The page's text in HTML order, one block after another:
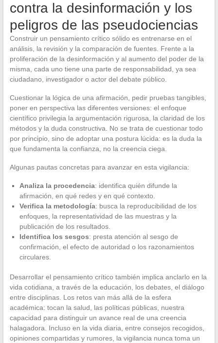
contra la desinformación y los
peligros de las pseudociencias
Construir un pensamiento crítico sólido es entrenarse en el
análisis, la revisión y la comparación de fuentes. Frente a la
proliferación de la desinformación y al aumento del poder de la
misma, cada uno tiene una parte de responsabilidad, ya sea
ciudadano, investigador o actor del debate público.
Cuestionar la lógica de una afirmación, pedir pruebas tangibles,
poner en perspectiva las diferentes versiones: el enfoque
científico privilegia la argumentación rigurosa, la claridad de los
métodos y la duda constructiva. No se trata de cuestionar todo
por principio, sino de adoptar una postura lúcida: es la duda la
que fundamenta la confianza, no la creencia ciega.
Algunas pautas concretas para avanzar en esta vigilancia:
Analiza la procedencia: identifica quién difunde la
afirmación, en qué redes y en qué contexto.
Verifica la metodología: busca la reproducibilidad de los
enfoques, la representatividad de las muestras y la
publicación de los resultados.
Identifica los sesgos: presta atención al sesgo de
confirmación, el efecto de autoridad o los razonamientos
circulares.
Desarrollar el pensamiento crítico también implica anclarlo en la
vida cotidiana, a través de la educación, los debates, el diálogo
entre disciplinas. Los retos van más allá de la esfera
académica: tocan la salud, las políticas públicas, nuestra
capacidad para distinguir un avance real de una creencia
halagadora. Incluso en la vida diaria, entre consejos recogidos,
opiniones compartidas y rumores, la vigilancia nunca toma un